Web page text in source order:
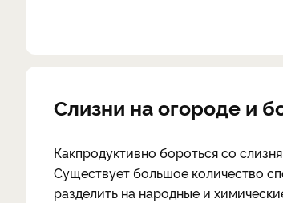
Слизни на огороде и
Какпродуктивно бороться со
Существует большое количество
разделить на народные и